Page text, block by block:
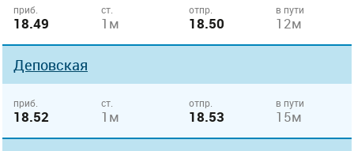
приб.
18.49
ст.
1м
отпр.
18.50
в пути
12м
Деповская
приб.
18.52
ст.
1м
отпр.
18.53
в пути
15м